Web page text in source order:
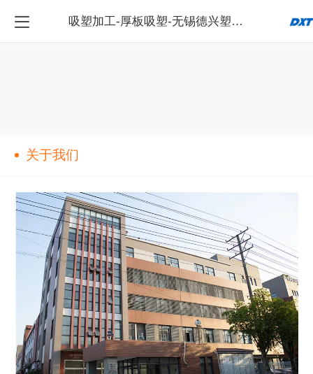
吸塑加工-厚板吸塑-无锡德兴塑料科技有限公司
关于我们